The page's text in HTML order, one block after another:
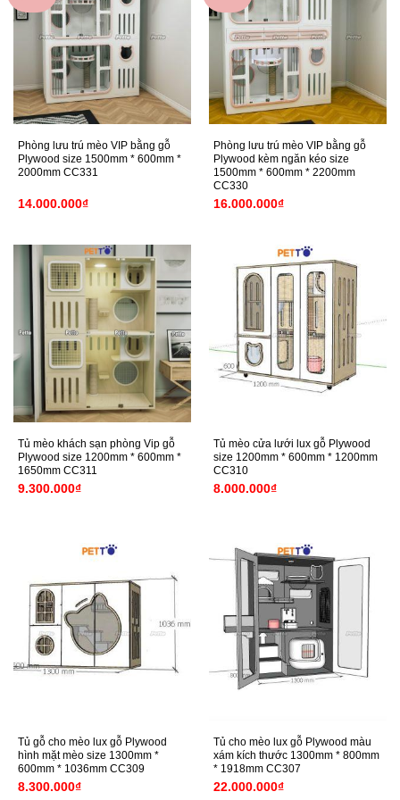
Phòng lưu trú mèo VIP bằng gỗ
Plywood size 1500mm * 600mm *
2000mm CC331
14.000.000₫
Phòng lưu trú mèo VIP bằng gỗ
Plywood kèm ngăn kéo size
1500mm * 600mm * 2200mm
CC330
16.000.000₫
Tủ mèo khách sạn phòng Vip gỗ
Plywood size 1200mm * 600mm *
1650mm CC311
9.300.000₫
Tủ mèo cửa lưới lux gỗ Plywood
size 1200mm * 600mm * 1200mm
CC310
8.000.000₫
Tủ gỗ cho mèo lux gỗ Plywood
hình mặt mèo size 1300mm *
600mm * 1036mm CC309
8.300.000₫
Tủ cho mèo lux gỗ Plywood màu
xám kích thước 1300mm * 800mm
* 1918mm CC307
22.000.000₫